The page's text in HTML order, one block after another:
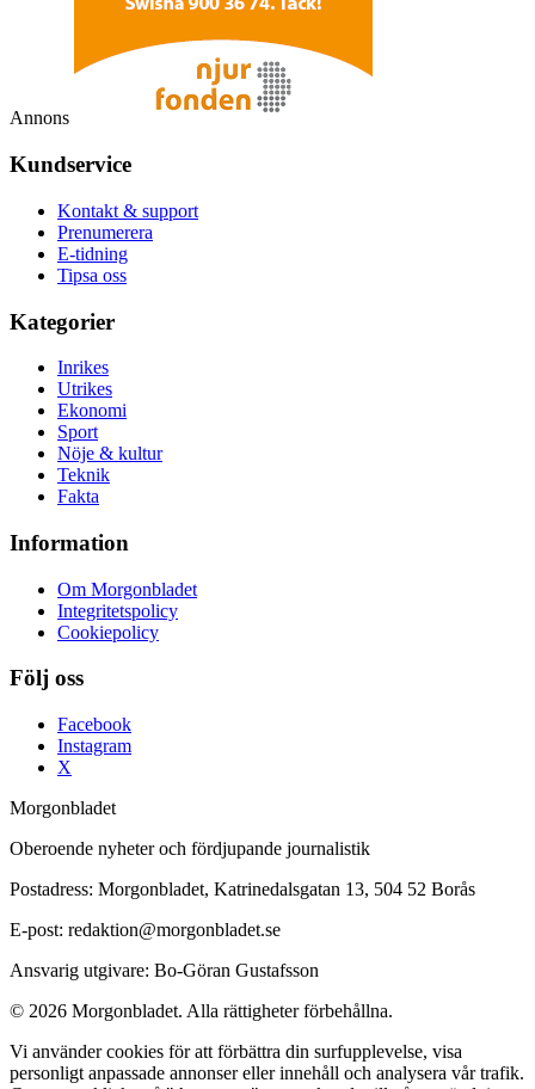
Annons
Kundservice
Kontakt & support
Prenumerera
E-tidning
Tipsa oss
Kategorier
Inrikes
Utrikes
Ekonomi
Sport
Nöje & kultur
Teknik
Fakta
Information
Om Morgonbladet
Integritetspolicy
Cookiepolicy
Följ oss
Facebook
Instagram
X
Morgonbladet
Oberoende nyheter och fördjupande journalistik
Postadress: Morgonbladet, Katrinedalsgatan 13, 504 52 Borås
E-post: redaktion@morgonbladet.se
Ansvarig utgivare: Bo-Göran Gustafsson
© 2026 Morgonbladet. Alla rättigheter förbehållna.
Vi använder cookies för att förbättra din surfupplevelse, visa
personligt anpassade annonser eller innehåll och analysera vår trafik.